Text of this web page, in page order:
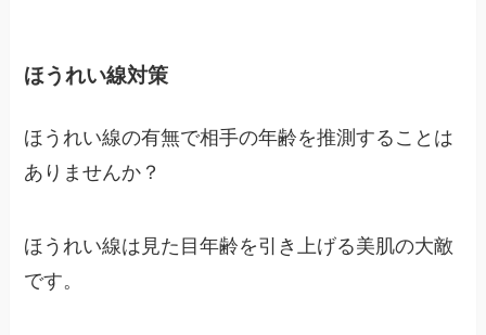
ほうれい線対策
ほうれい線の有無で相手の年齢を推測することは
ありませんか？
ほうれい線は見た目年齢を引き上げる美肌の大敵
です。